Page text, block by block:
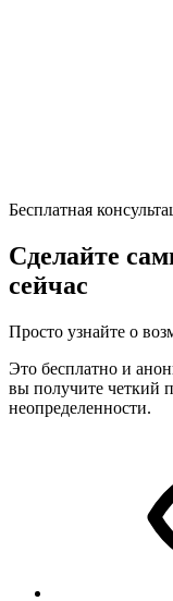
Бесплатная
Сделайте
сейчас
Просто узнайте о
Это бесплатно и
вы получите четкий
неопределенности.